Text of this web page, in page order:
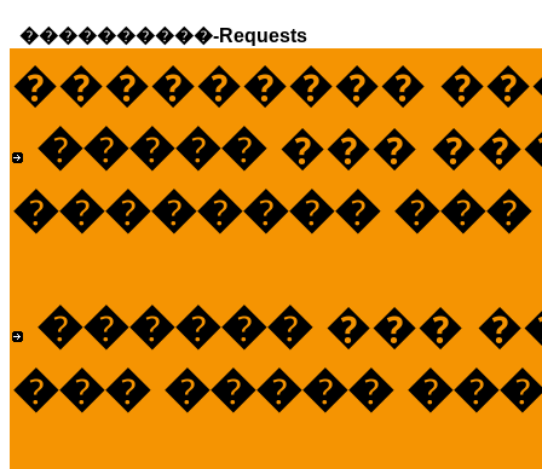
����������-Requests
���������
����� ���
��������
������ ���
��� �����